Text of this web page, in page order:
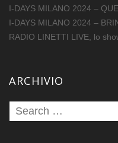
I-DAYS MILANO 2024 –
I-DAYS MILANO 2024 –
RADIO LINETTI LIVE, lo
ARCHIVIO